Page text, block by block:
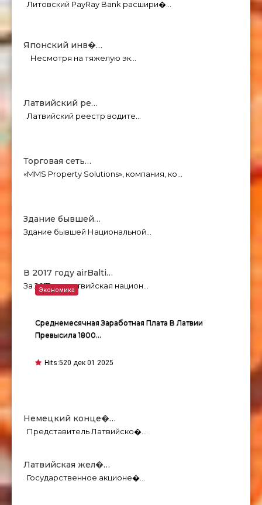
Литовский PayRay Bank расшири�…
Японский инв�…
Несмотря на тяжелую эк…
Латвийский ре…
Латвийский реестр водите…
Торговая сеть…
«MMS Property Solutions», компания, ко…
Здание бывшей…
Здание бывшей Национальной…
В 2017 году airBalti…
За 2017 год латвийская национ…
Среднемесячная Заработная Плата В Латвии
Превысила 1800…
Hits:520 дек 01 2025
Экономика
Немецкий конце�…
Представитель Латвийско�…
Латвийская жел�…
Государственное акционе�…